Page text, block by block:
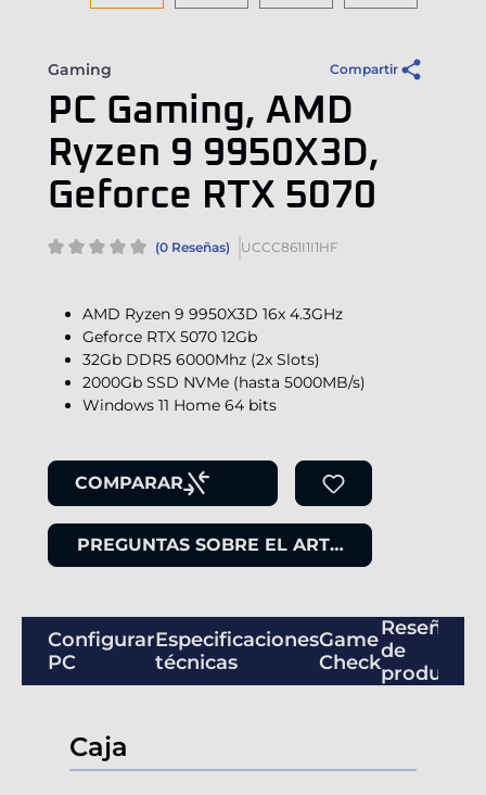
Gaming Compartir
PC Gaming, AMD
Ryzen 9 9950X3D,
Geforce RTX 5070
(0 Reseñas) UCCC861I1I1HF
AMD Ryzen 9 9950X3D 16x 4.3GHz
Geforce RTX 5070 12Gb
32Gb DDR5 6000Mhz (2x Slots)
2000Gb SSD NVMe (hasta 5000MB/s)
Windows 11 Home 64 bits
COMPARAR
PREGUNTAS SOBRE EL ARTÍCULO
Configurar
PC
Especificaciones
técnicas
Game
Check
Reseñas
de
productos
Caja